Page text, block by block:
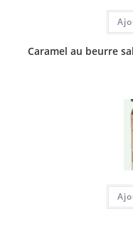
Caramel au beurre